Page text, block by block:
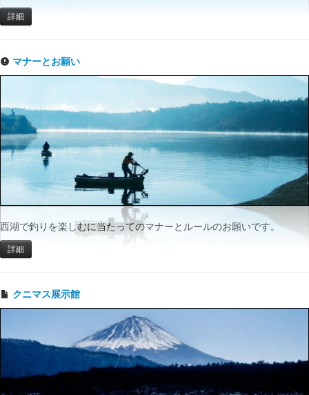
詳細
マナーとお願い
西湖で釣りを楽しむに当たってのマナーとルールのお願いです。
詳細
クニマス展示館